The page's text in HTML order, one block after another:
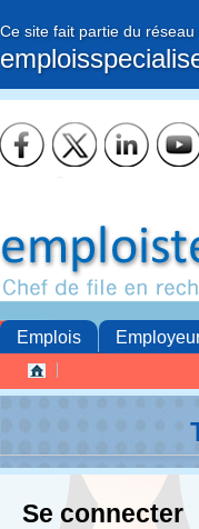
Ce site fait partie du
Emplois
Se connecter